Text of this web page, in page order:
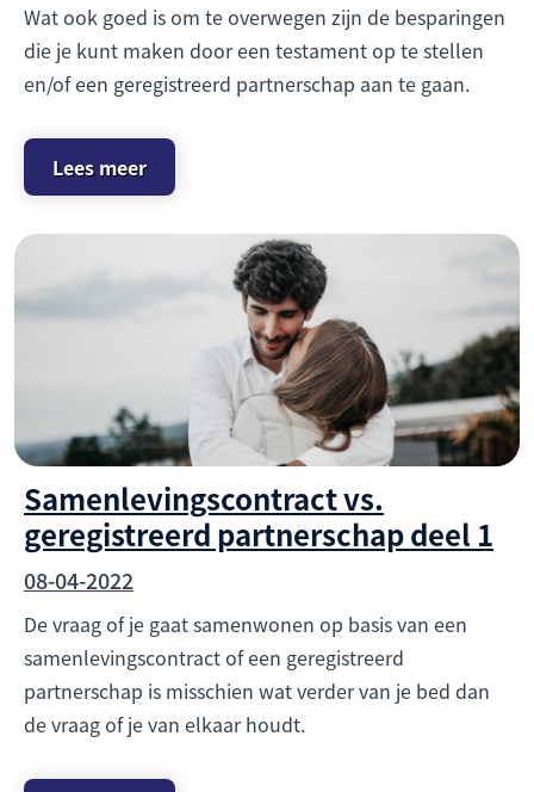
Wat ook goed is om te overwegen zijn de besparingen
die je kunt maken door een testament op te stellen
en/of een geregistreerd partnerschap aan te gaan.
Lees meer
Samenlevingscontract vs.
geregistreerd partnerschap deel 1
08-04-2022
De vraag of je gaat samenwonen op basis van een
samenlevingscontract of een geregistreerd
partnerschap is misschien wat verder van je bed dan
de vraag of je van elkaar houdt.